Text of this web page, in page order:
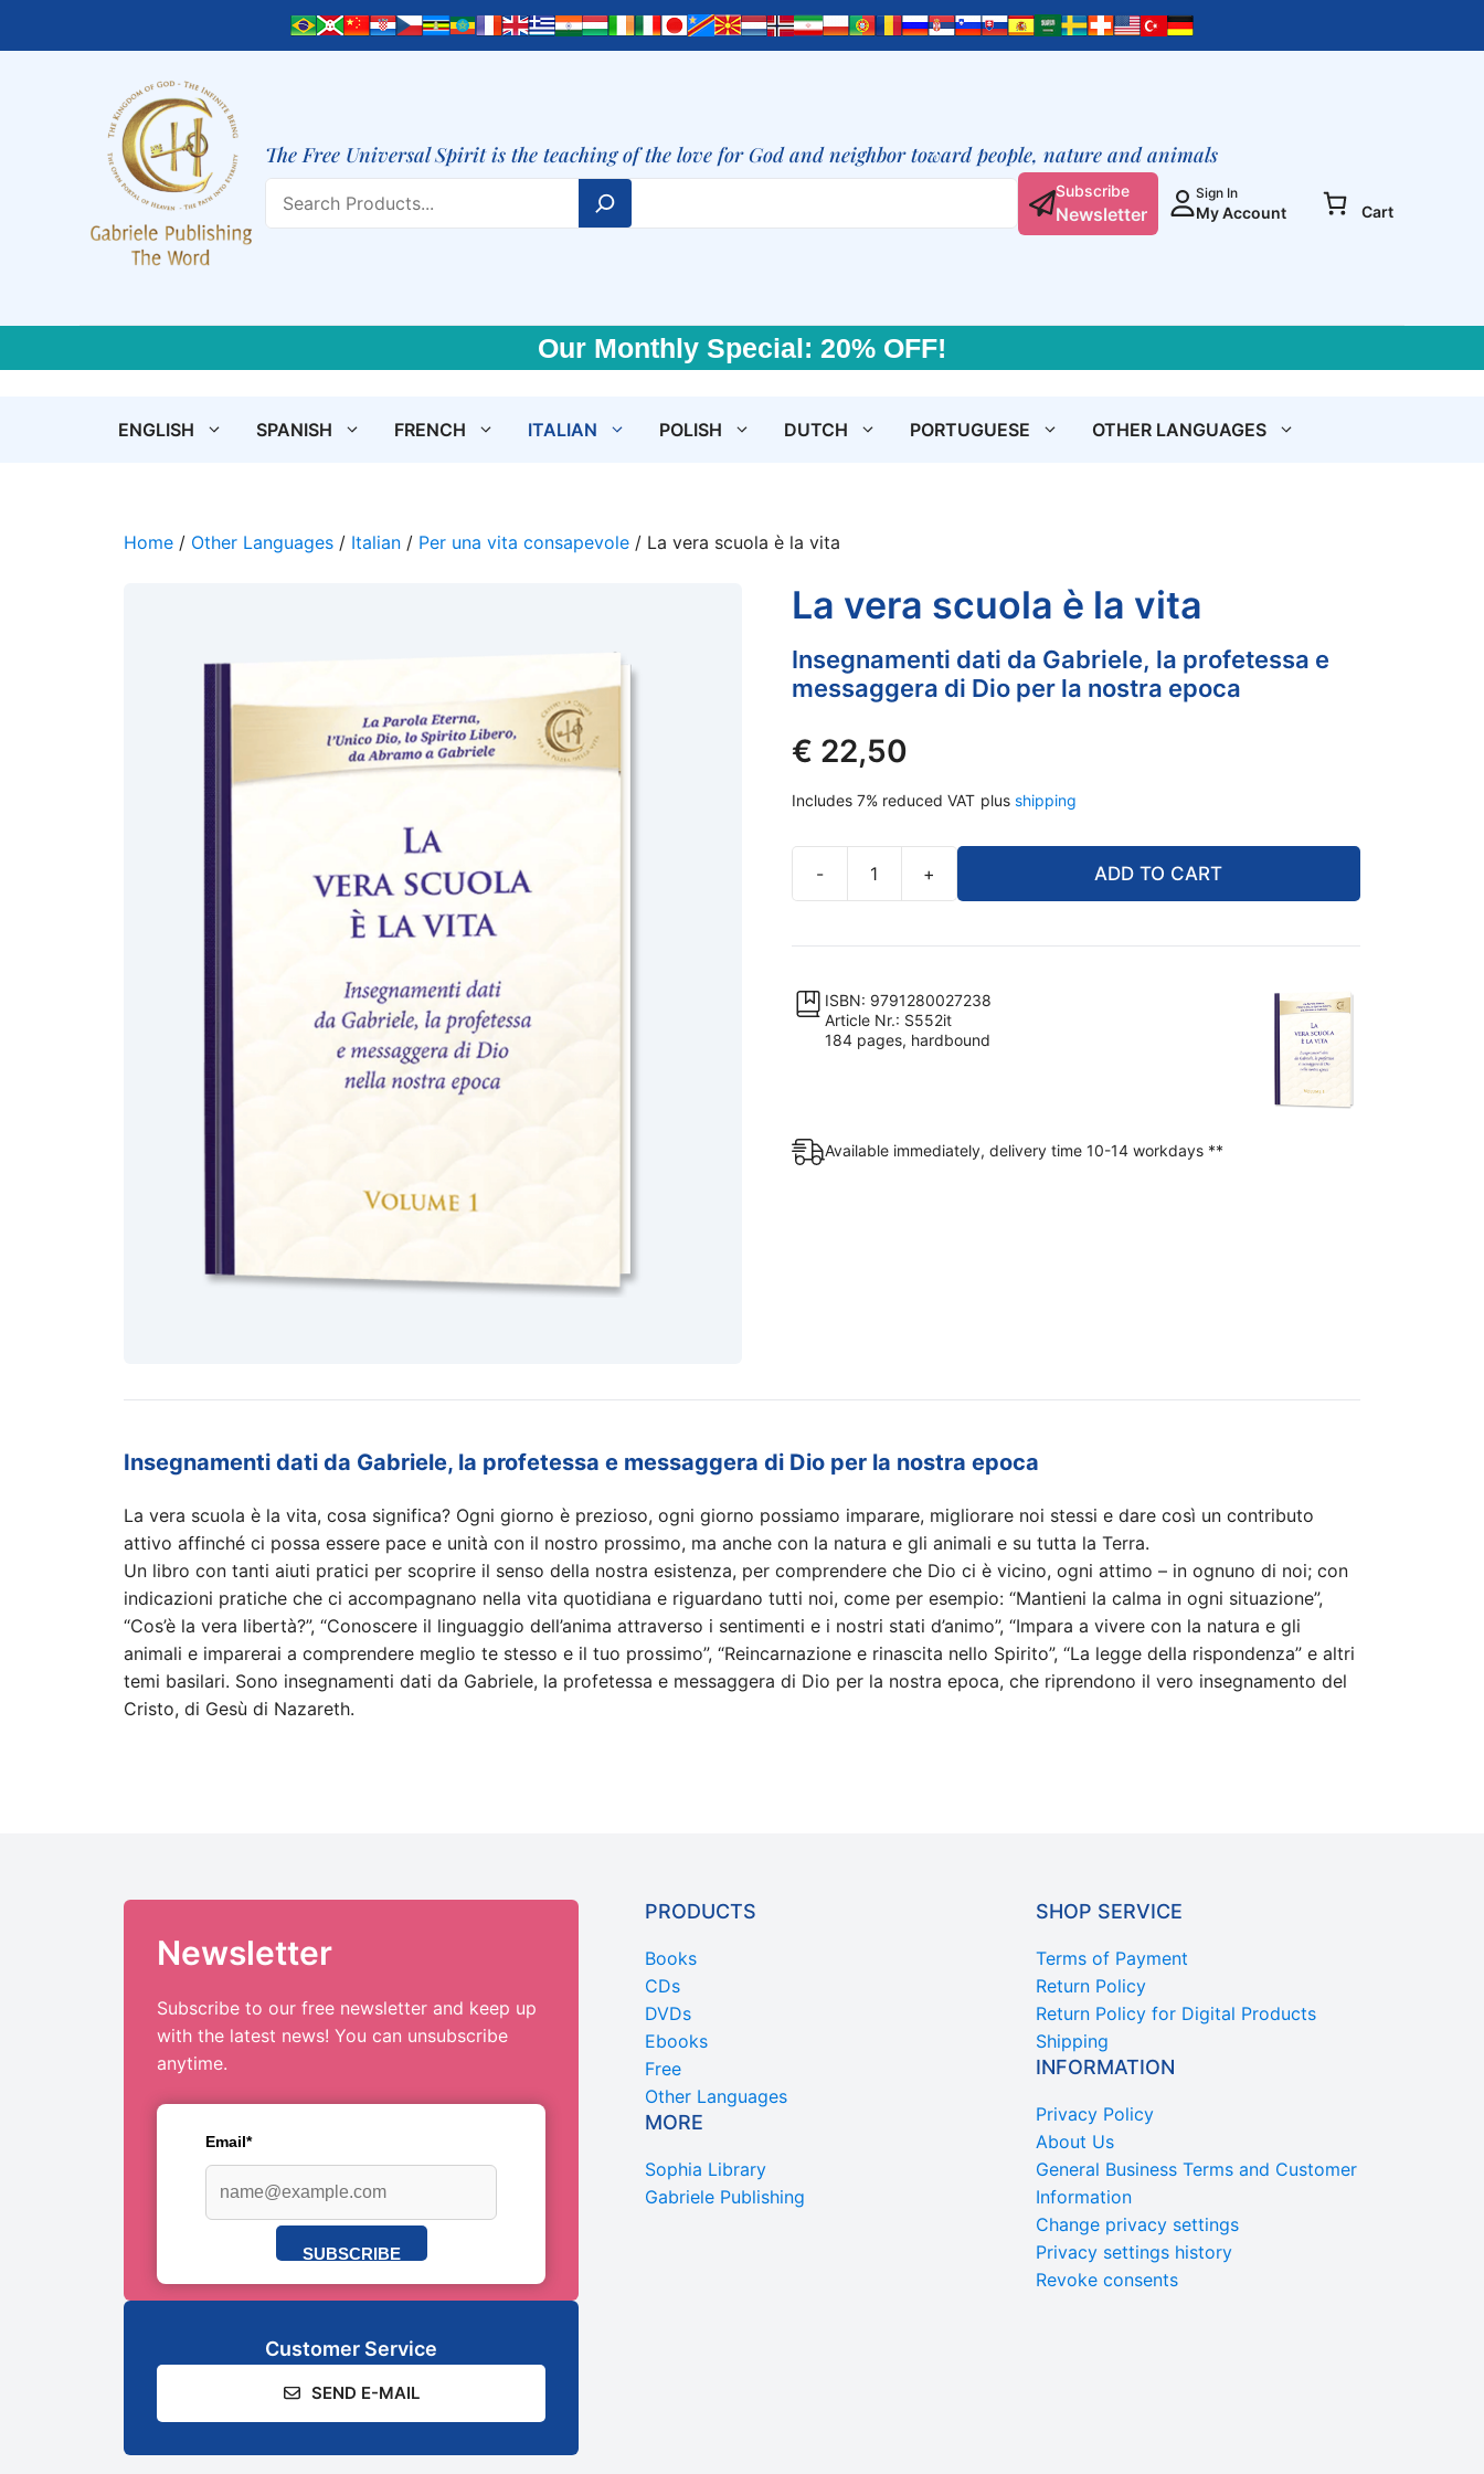
The Free Universal Spirit is the teaching of the love for God and neighbor toward people, nature and animals
Subscribe
Newsletter
Sign In
My Account Cart
Our Monthly Special: 20% OFF!
ENGLISH SPANISH FRENCH ITALIAN POLISH DUTCH PORTUGUESE OTHER LANGUAGES
Home / Other Languages / Italian / Per una vita consapevole / La vera scuola è la vita
La vera scuola è la vita
Insegnamenti dati da Gabriele, la profetessa e
messaggera di Dio per la nostra epoca
€ 22,50
Includes 7% reduced VAT plus shipping
-
scuola
la
vita
quantity
+ ADD TO CART
ISBN: 9791280027238
Article Nr.: S552it
184 pages, hardbound
Available immediately, delivery time 10-14 workdays **
Insegnamenti dati da Gabriele, la profetessa e messaggera di Dio per la nostra epoca
La vera scuola è la vita, cosa significa? Ogni giorno è prezioso, ogni giorno possiamo imparare, migliorare noi stessi e dare così un contributo
attivo affinché ci possa essere pace e unità con il nostro prossimo, ma anche con la natura e gli animali e su tutta la Terra.
Un libro con tanti aiuti pratici per scoprire il senso della nostra esistenza, per comprendere che Dio ci è vicino, ogni attimo – in ognuno di noi; con
indicazioni pratiche che ci accompagnano nella vita quotidiana e riguardano tutti noi, come per esempio: “Mantieni la calma in ogni situazione”,
“Cos’è la vera libertà?”, “Conoscere il linguaggio dell’anima attraverso i sentimenti e i nostri stati d’animo”, “Impara a vivere con la natura e gli
animali e imparerai a comprendere meglio te stesso e il tuo prossimo”, “Reincarnazione e rinascita nello Spirito”, “La legge della rispondenza” e altri
temi basilari. Sono insegnamenti dati da Gabriele, la profetessa e messaggera di Dio per la nostra epoca, che riprendono il vero insegnamento del
Cristo, di Gesù di Nazareth.
Newsletter
Subscribe to our free newsletter and keep up
with the latest news! You can unsubscribe
anytime.
Email*
SUBSCRIBE
Customer Service
SEND E-MAIL
PRODUCTS
Books
CDs
DVDs
Ebooks
Free
Other Languages
MORE
Sophia Library
Gabriele Publishing
SHOP SERVICE
Terms of Payment
Return Policy
Return Policy for Digital Products
Shipping
INFORMATION
Privacy Policy
About Us
General Business Terms and Customer
Information
Change privacy settings
Privacy settings history
Revoke consents
scuola
è